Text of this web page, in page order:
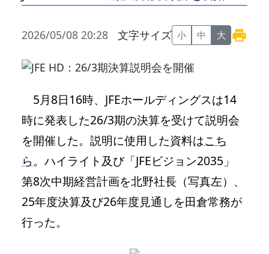
2026/05/08 20:28 文字サイズ 小 中 大
5月8日16時、JFEホールディングスは14
時に発表した26/3期の決算を受けて説明会
を開催した。説明に使用した資料はこち
ら。ハイライト及び「JFEビジョン2035」
第8次中期経営計画を北野社長（写真左）、
25年度決算及び26年度見通しを田倉常務が
行った。